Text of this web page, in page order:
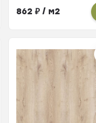
862₽ / м2